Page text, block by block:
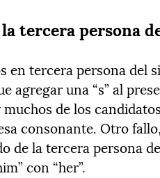
tercera persona
en tercera persona del
agregar una “s” al
de los
consonante. Otro
de la tercera persona
con “her”.